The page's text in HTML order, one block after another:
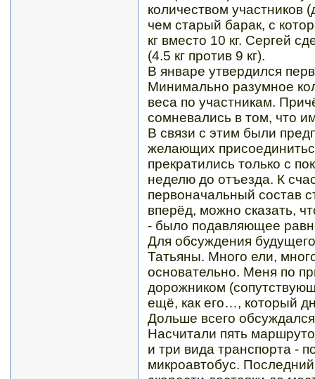
количеством участников
чем старый барак, с
кг вместо 10 кг. Сергей
(4.5 кг против 9 кг).
В январе утвердился
Минимально разумное
веса по участникам.
сомневались в том, что
В связи с этим были
желающих
прекратились только с
неделю до отъезда. К
первоначальный состав
вперёд, можно сказать,
- было подавляющее
Для обсуждения
Татьяны. Много ели,
основательно. Меня по
дорожником
ещё, как его…, который
Дольше всего
Насчитали пять
и три вида транспорта -
микроавтобус.